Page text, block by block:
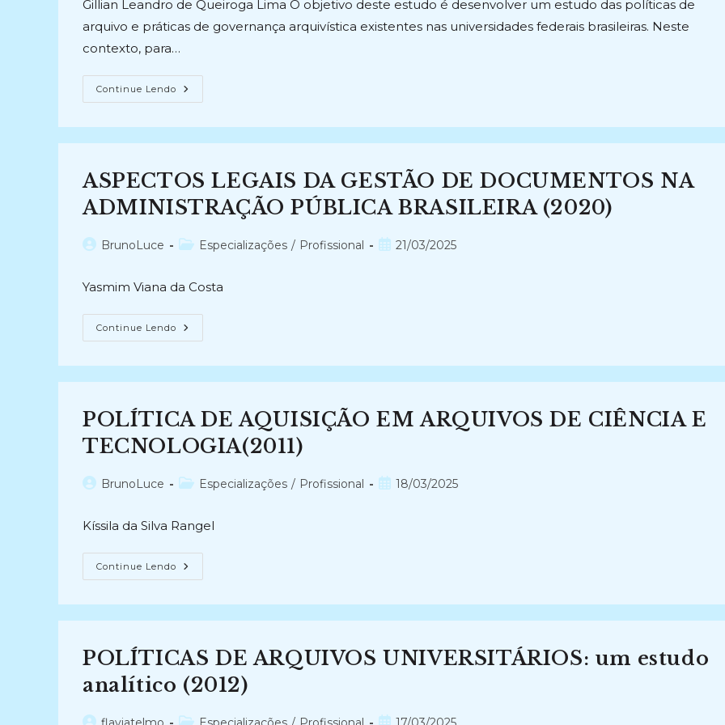
Gillian Leandro de Queiroga Lima O objetivo deste estudo é desenvolver um estudo das políticas de
arquivo e práticas de governança arquivística existentes nas universidades federais brasileiras. Neste
contexto, para…
Continue Lendo POLÍTICAS
DE
ARQUIVÍSTICA:
Das
Políticas
De
Arquivo
Práticas
De
Existentes
Nas
Federais
Brasileiras
(2023
ASPECTOS LEGAIS DA GESTÃO DE DOCUMENTOS NA
ADMINISTRAÇÃO PÚBLICA BRASILEIRA (2020)
AutorBrunoLuce
Categoria
Especializações / Profissional
Post21/03/2025
Yasmim Viana da Costa
Continue Lendo ASPECTOS
LEGAIS
DOCUMENTOS
PÚBLICA
BRASILEIRA
(2020)
POLÍTICA DE AQUISIÇÃO EM ARQUIVOS DE CIÊNCIA E
TECNOLOGIA(2011)
AutorBrunoLuce
Categoria
Especializações / Profissional
Post18/03/2025
Kíssila da Silva Rangel
Continue Lendo POLÍTICA
DE
DE
TECNOLOGIA(2011)
POLÍTICAS DE ARQUIVOS UNIVERSITÁRIOS: um estudo
analítico (2012)
Autor Categoria Post